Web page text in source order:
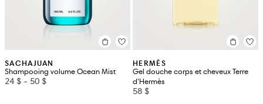
SACHAJUAN
Shampooing volume Ocean Mist
24 $ - 50 $
HERMÈS
Gel douche corps et cheveux Terre
d’Hermès
58 $